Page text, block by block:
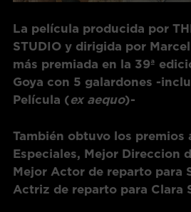
La película producida por
STUDIO y dirigida por
más premiada en la 39ª
Goya con 5 galardones -
Película (ex aequo)-
También obtuvo los premios
Especiales, Mejor Direccion
Mejor Actor de reparto para
Actriz de reparto para Clara